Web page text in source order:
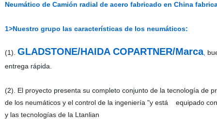
Neumático de Camión radial de acero fabricado en China
1>Nuestro grupo las características de los neumáticos:
(1). GLADSTONE/HAIDA COPARTNER/Marca,
entrega rápida.
(2). El proyecto presenta su completo conjunto de la tecnología de
de los neumáticos y el control de la ingeniería "y está equipado
y las tecnologías de la Ltanlian